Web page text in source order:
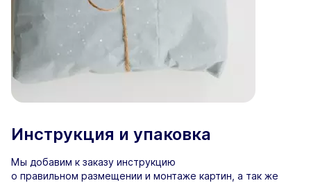
Инструкция и упаковка
Мы добавим к заказу инструкцию
о правильном размещении и монтаже картин, а так же